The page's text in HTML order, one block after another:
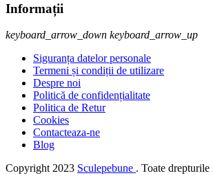
Informații
keyboard_arrow_down keyboard_arrow_up
Siguranța datelor personale
Termeni și condiții de utilizare
Despre noi
Politică de confidențialitate
Politica de Retur
Cookies
Contacteaza-ne
Blog
Copyright2023 Sculepebune . Toate drepturile